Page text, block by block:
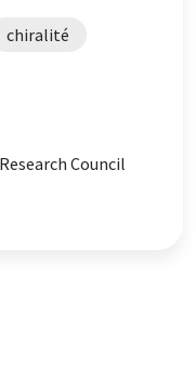
chiralité
Council